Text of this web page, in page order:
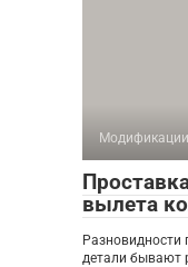
Модификации
вылета
Разновидности
детали бывают